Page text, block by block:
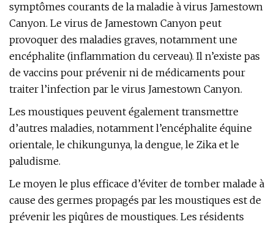
symptômes courants de la maladie à virus Jamestown
Canyon. Le virus de Jamestown Canyon peut
provoquer des maladies graves, notamment une
encéphalite (inflammation du cerveau). Il n’existe pas
de vaccins pour prévenir ni de médicaments pour
traiter l’infection par le virus Jamestown Canyon.
Les moustiques peuvent également transmettre
d’autres maladies, notamment l’encéphalite équine
orientale, le chikungunya, la dengue, le Zika et le
paludisme.
Le moyen le plus efficace d’éviter de tomber malade à
cause des germes propagés par les moustiques est de
prévenir les piqûres de moustiques. Les résidents